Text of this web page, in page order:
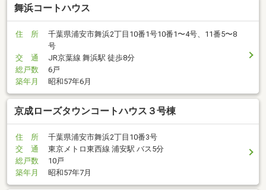
舞浜コートハウス
住 所
千葉県浦安市舞浜2丁目10番1号10番1〜4号、11番5〜8
号
交 通
JR京葉線 舞浜駅 徒歩8分
総戸数
6戸
築年月
昭和57年6月
京成ローズタウンコートハウス３号棟
住 所
千葉県浦安市舞浜2丁目10番3号
交 通
東京メトロ東西線 浦安駅 バス5分
総戸数
10戸
築年月
昭和57年7月